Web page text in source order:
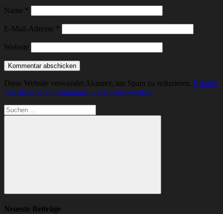
Name *
E-Mail-Adresse *
Website
Diese Website verwendet Akismet, um Spam zu reduzieren. Erfahre,
wie deine Kommentardaten verarbeitet werden.
Suchen
nach:
Suchen
Neueste Beiträge